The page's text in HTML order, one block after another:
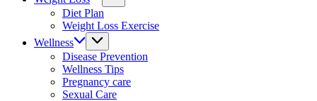
fitness
Diet Plan
Weight Loss Exercise
Wellness
Disease Prevention
Wellness Tips
Pregnancy care
Sexual Care